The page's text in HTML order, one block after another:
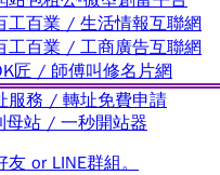
工百業 / 生活情報互聯網
工百業 / 工商廣告互聯網
匠 / 師傅叫修名片網
服務 / 轉址免費申請
母站 / 一秒開站器